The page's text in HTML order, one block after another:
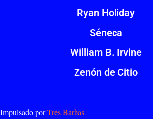
Ryan Holiday
Séneca
William B. Irvine
Zenón de Citio
Impulsado porTres Barbas